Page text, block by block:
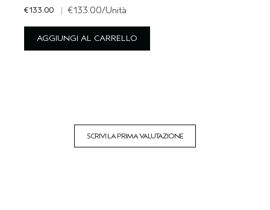
€133.00 | €133.00/Unità
AGGIUNGI AL CARRELLO
SCRIVI LA PRIMA VALUTAZIONE